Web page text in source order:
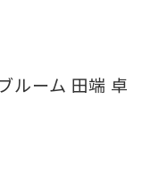
ルーム 田端 卓